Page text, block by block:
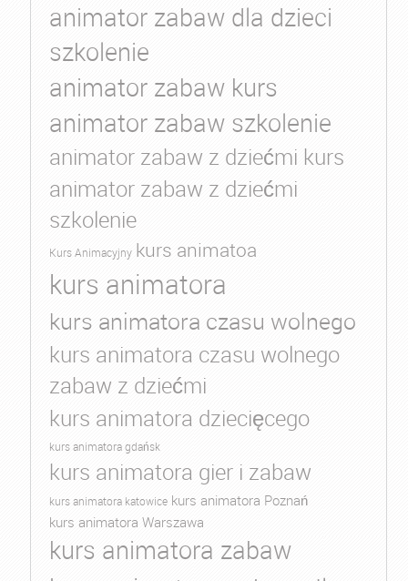
animator zabaw dla dzieci
szkolenie
animator zabaw kurs
animator zabaw szkolenie
animator zabaw z dziećmi kurs
animator zabaw z dziećmi
szkolenie
Kurs Animacyjny kurs animatoa
kurs animatora
kurs animatora czasu wolnego
kurs animatora czasu wolnego
zabaw z dziećmi
kurs animatora dziecięcego
kurs animatora gdańsk
kurs animatora gier i zabaw
kurs animatora katowice kurs animatora Poznań
kurs animatora Warszawa
kurs animatora zabaw